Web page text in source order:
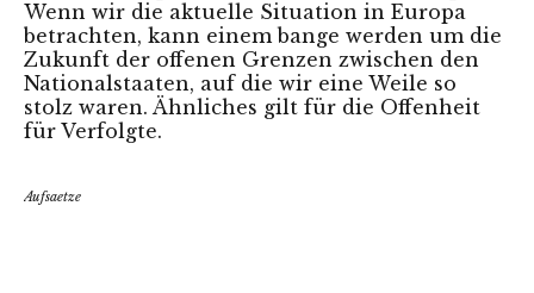
Wenn wir die aktuelle Situation in Europa
betrachten, kann einem bange werden um die
Zukunft der offenen Grenzen zwischen den
Nationalstaaten, auf die wir eine Weile so
stolz waren. Ähnliches gilt für die Offenheit
für Verfolgte.
Aufsaetze